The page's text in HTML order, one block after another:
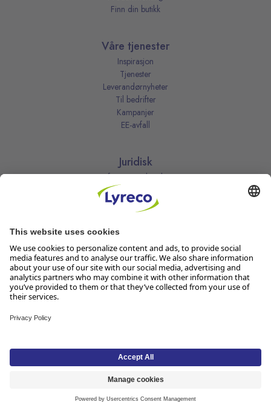
Finn din butikk
Våre tjenester
Inspirasjon
Tjenester
Leverandørnyheter
Til bedrifter
Kampanjer
EE-avfall
Juridisk
Informasjonskapsler
Kjøpsbetingelser
Personvernerklæring
Vilkår
Vilkår for kundeklubben
Åpenhetsloven
Endre dine personvernsinnstillinger
Lyreco Norge AS, Solheimvn. 6-8, 1461 Lørenskog, Org.nr 916 950